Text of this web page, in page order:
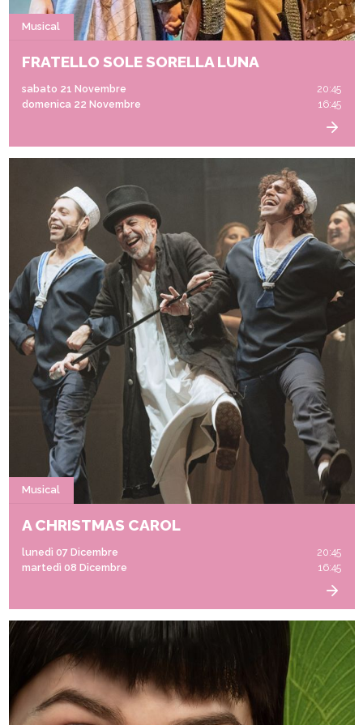
Musical
FRATELLO SOLE SORELLA LUNA
sabato 21 Novembre
20:45
domenica 22 Novembre
16:45
Musical
A CHRISTMAS CAROL
lunedì 07 Dicembre
20:45
martedì 08 Dicembre
16:45